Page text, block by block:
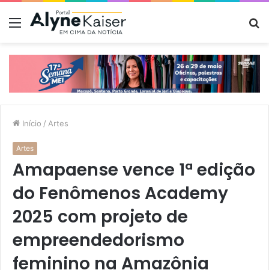
Menu
Início / Artes
Artes
Amapaense vence 1ª edição
do Fenômenos Academy
2025 com projeto de
empreendedorismo
feminino na Amazônia